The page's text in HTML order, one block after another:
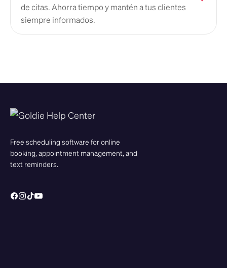
de citas. Ahorra tiempo y mantén a tus clientes
siempre informados.
Free scheduling software for online
booking, appointment management, and
text reminders.